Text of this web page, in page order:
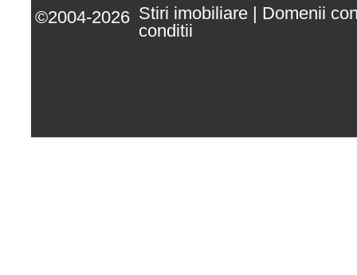
©2004-2026 Stiri imobiliare | Domenii
conditii